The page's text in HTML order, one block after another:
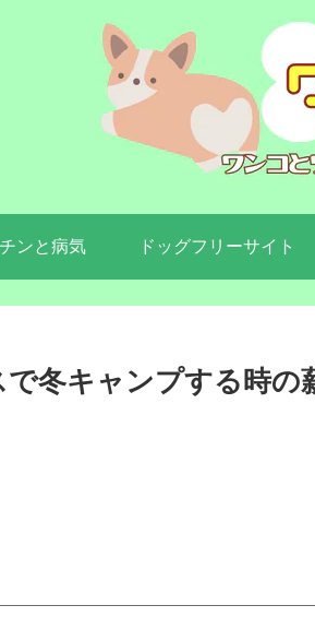
ンと病気 ドッグフリーサイト
冬キャンプする時の